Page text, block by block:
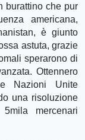
burattino che pur
americana,
è giunto
astuta, grazie
sperarono di
Ottennero
Nazioni Unite
una risoluzione
mercenari